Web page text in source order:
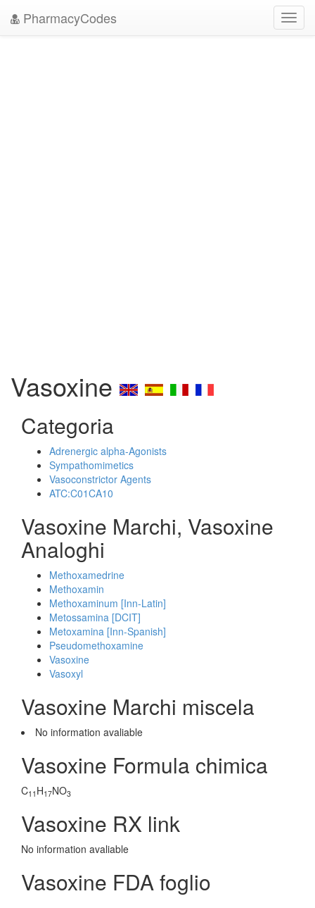
PharmacyCodes
Vasoxine
Categoria
Adrenergic alpha-Agonists
Sympathomimetics
Vasoconstrictor Agents
ATC:C01CA10
Vasoxine Marchi, Vasoxine
Analoghi
Methoxamedrine
Methoxamin
Methoxaminum [Inn-Latin]
Metossamina [DCIT]
Metoxamina [Inn-Spanish]
Pseudomethoxamine
Vasoxine
Vasoxyl
Vasoxine Marchi miscela
No information avaliable
Vasoxine Formula chimica
C11 H17NO3
Vasoxine RX link
No information avaliable
Vasoxine FDA foglio